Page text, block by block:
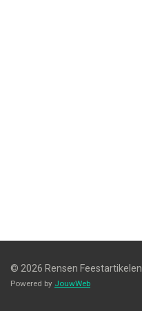
© 2026 Rensen Feestartikelen
Powered by JouwWeb